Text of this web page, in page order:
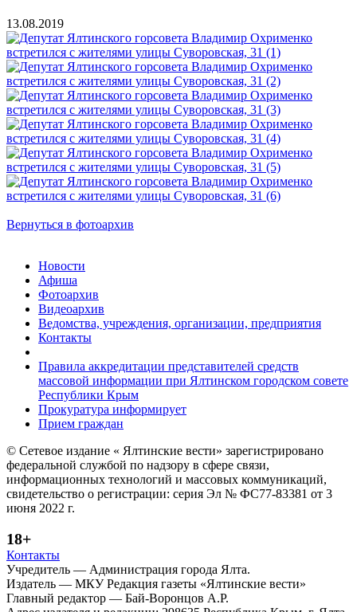
13.08.2019
Вернуться в фотоархив
Новости
Афиша
Фотоархив
Видеоархив
Ведомства, учреждения, организации, предприятия
Контакты
Правила аккредитации представителей средств
массовой информации при Ялтинском городском совете
Республики Крым
Прокуратура информирует
Прием граждан
© Сетевое издание « Ялтинские вести» зарегистрировано
федеральной службой по надзору в сфере связи,
информационных технологий и массовых коммуникаций,
свидетельство о регистрации: серия Эл № ФС77-83381 от 3
июня 2022 г.
18+
Контакты
Учредитель — Администрация города Ялта.
Издатель — МКУ Редакция газеты «Ялтинские вести»
Главный редактор — Бай-Воронцов А.Р.